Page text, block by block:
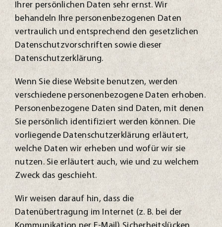
Ihrer persönlichen Daten sehr ernst. Wir
behandeln Ihre personenbezogenen Daten
vertraulich und entsprechend den gesetzlichen
Datenschutzvorschriften sowie dieser
Datenschutzerklärung.
Wenn Sie diese Website benutzen, werden
verschiedene personenbezogene Daten erhoben.
Personenbezogene Daten sind Daten, mit denen
Sie persönlich identifiziert werden können. Die
vorliegende Datenschutzerklärung erläutert,
welche Daten wir erheben und wofür wir sie
nutzen. Sie erläutert auch, wie und zu welchem
Zweck das geschieht.
Wir weisen darauf hin, dass die
Datenübertragung im Internet (z. B. bei der